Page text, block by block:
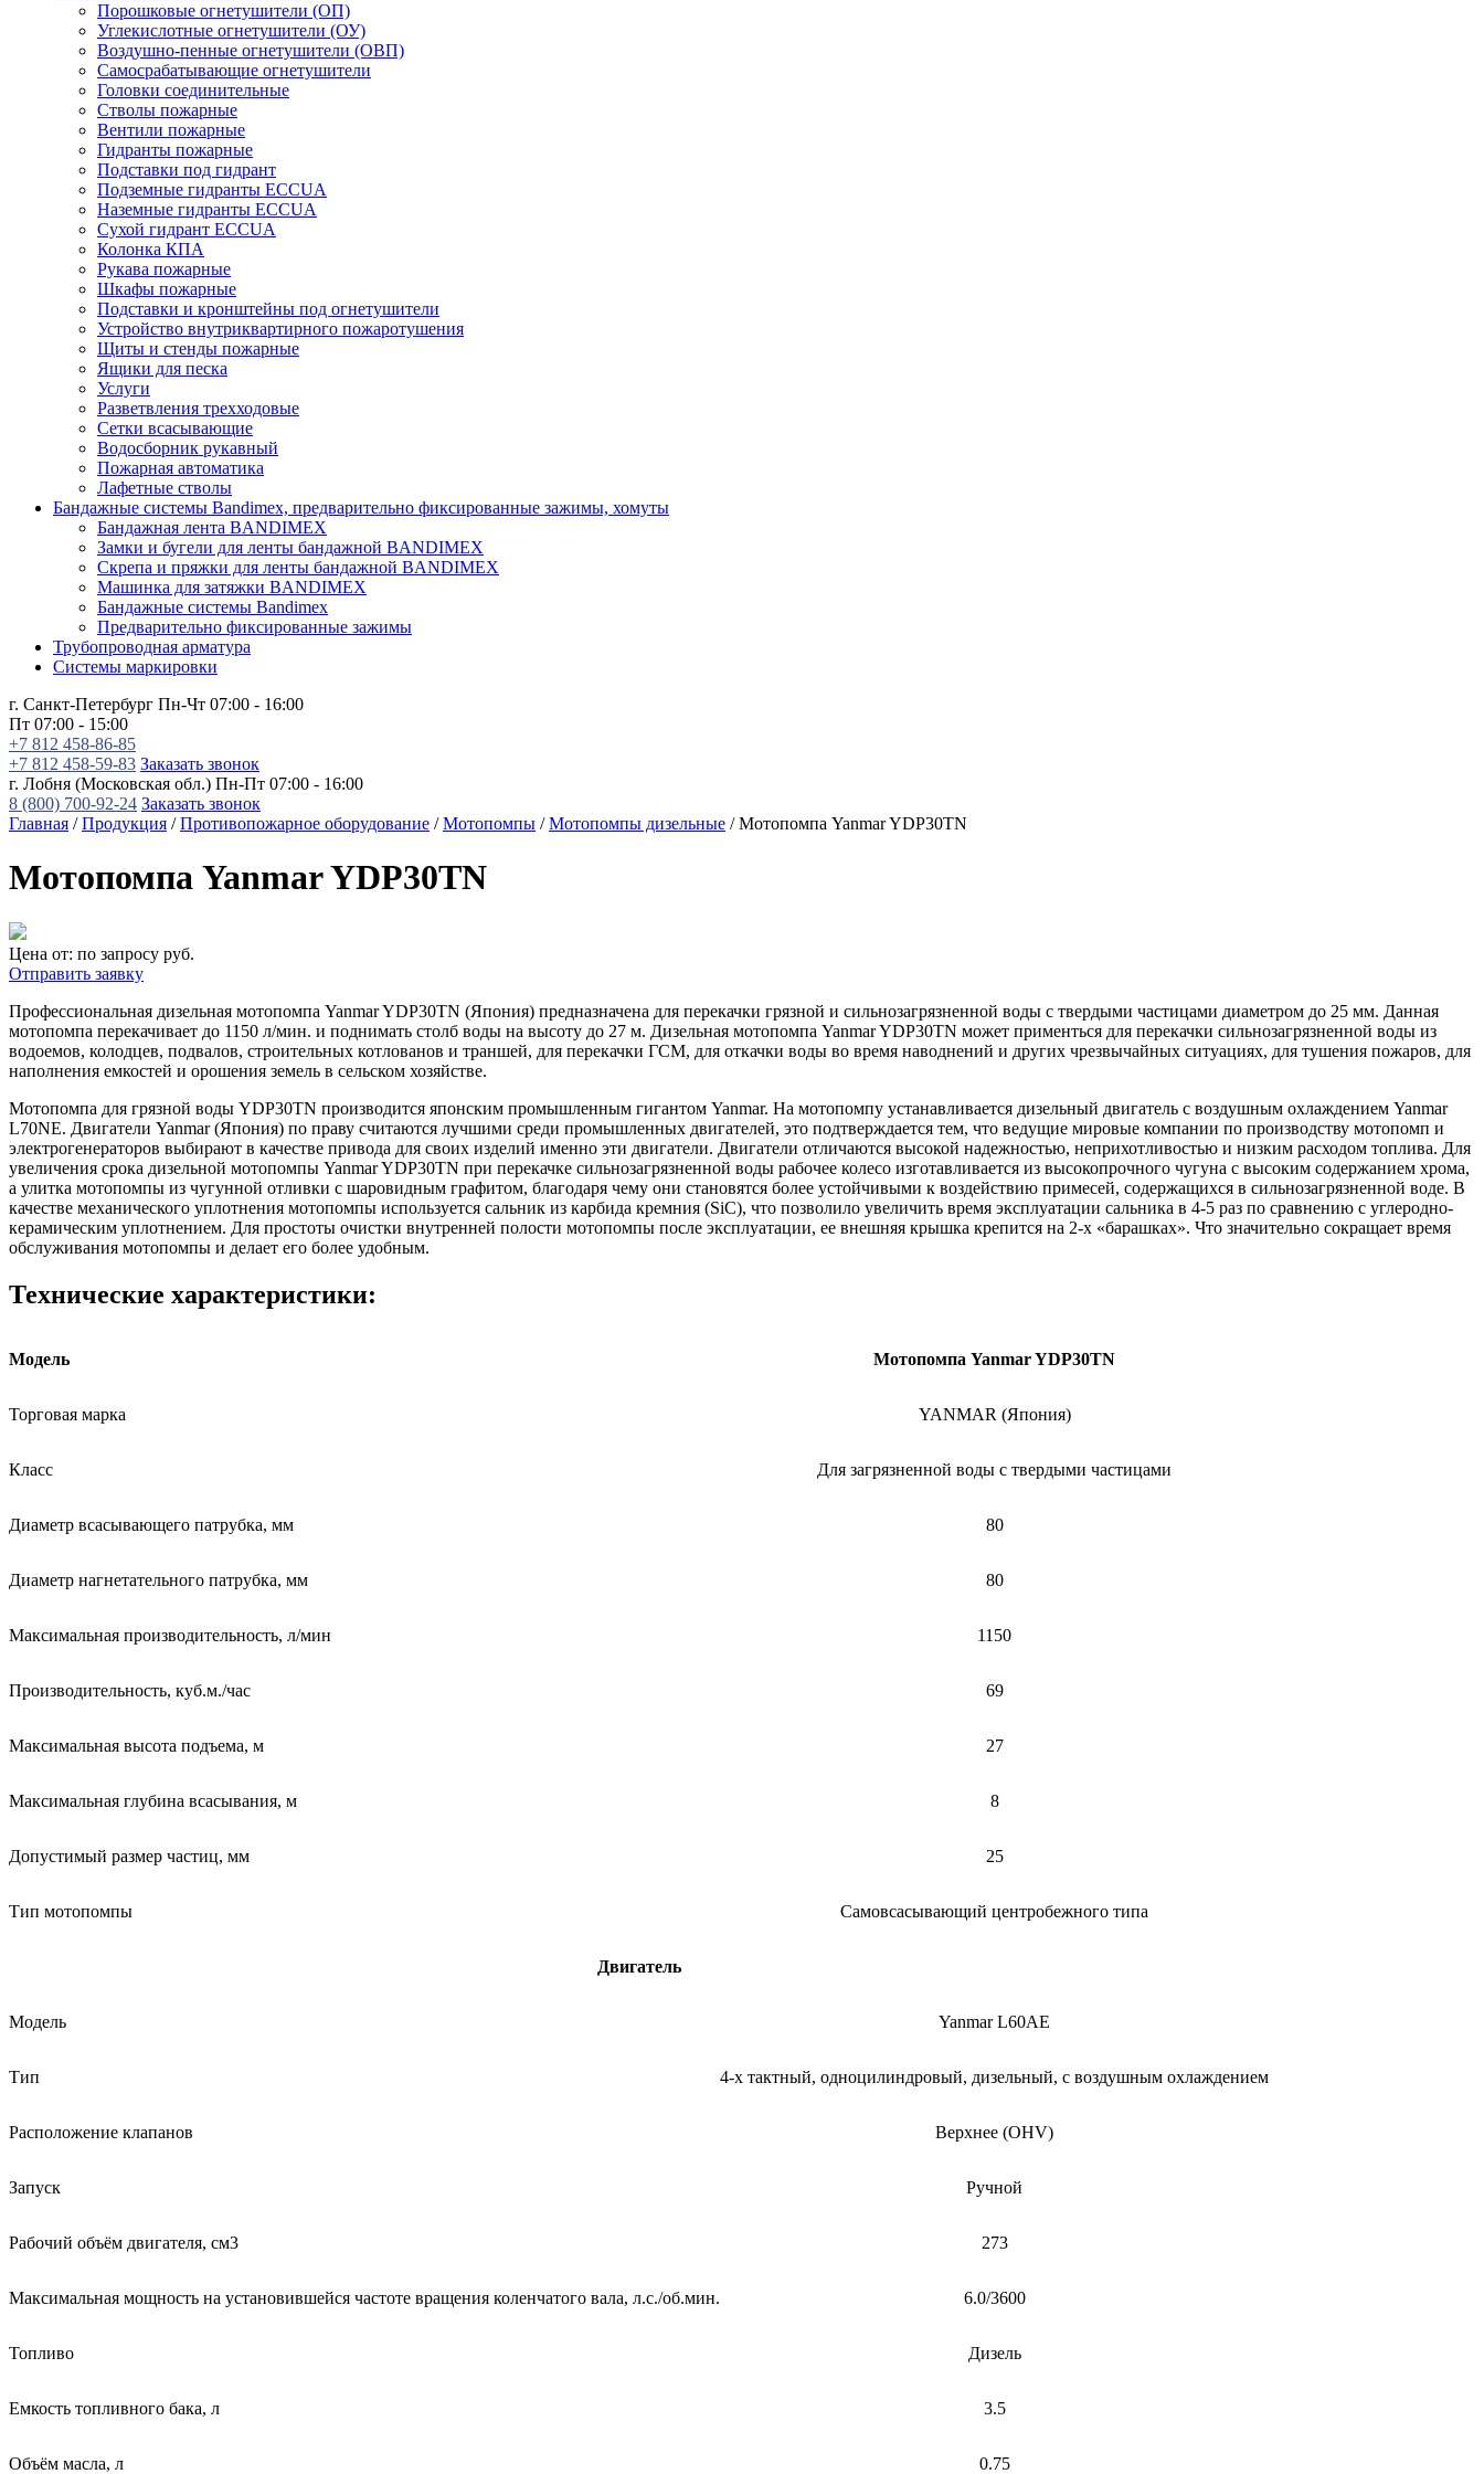
Порошковые огнетушители (ОП)
Углекислотные огнетушители (ОУ)
Воздушно-пенные огнетушители (ОВП)
Самосрабатывающие огнетушители
Головки соединительные
Стволы пожарные
Вентили пожарные
Гидранты пожарные
Подставки под гидрант
Подземные гидранты ECCUA
Наземные гидранты ECCUA
Сухой гидрант ECCUA
Колонка КПА
Рукава пожарные
Шкафы пожарные
Подставки и кронштейны под огнетушители
Устройство внутриквартирного пожаротушения
Щиты и стенды пожарные
Ящики для песка
Услуги
Разветвления трехходовые
Сетки всасывающие
Водосборник рукавный
Пожарная автоматика
Лафетные стволы
Бандажные системы Bandimex, предварительно фиксированные зажимы, хомуты
Бандажная лента BANDIMEX
Замки и бугели для ленты бандажной BANDIMEX
Скрепа и пряжки для ленты бандажной BANDIMEX
Машинка для затяжки BANDIMEX
Бандажные системы Bandimex
Предварительно фиксированные зажимы
Трубопроводная арматура
Системы маркировки
г. Санкт-Петербург Пн-Чт 07:00 - 16:00
Пт 07:00 - 15:00
+7 812 458-86-85
+7 812 458-59-83 Заказать звонок
г. Лобня (Московская обл.) Пн-Пт 07:00 - 16:00
8 (800) 700-92-24 Заказать звонок
Главная / Продукция / Противопожарное оборудование / Мотопомпы / Мотопомпы дизельные / Мотопомпа Yanmar YDP30TN
Мотопомпа Yanmar YDP30TN
Цена от: по запросу руб.
Отправить заявку
Профессиональная дизельная мотопомпа Yanmar YDP30TN (Япония) предназначена для перекачки грязной и сильнозагрязненной воды с твердыми частицами диаметром до 25 мм. Данная
мотопомпа перекачивает до 1150 л/мин. и поднимать столб воды на высоту до 27 м. Дизельная мотопомпа Yanmar YDP30TN может применться для перекачки сильнозагрязненной воды из
водоемов, колодцев, подвалов, строительных котлованов и траншей, для перекачки ГСМ, для откачки воды во время наводнений и других чрезвычайных ситуациях, для тушения пожаров, для
наполнения емкостей и орошения земель в сельском хозяйстве.
Мотопомпа для грязной воды YDP30TN производится японским промышленным гигантом Yanmar. На мотопомпу устанавливается дизельный двигатель с воздушным охлаждением Yanmar
L70NE. Двигатели Yanmar (Япония) по праву считаются лучшими среди промышленных двигателей, это подтверждается тем, что ведущие мировые компании по производству мотопомп и
электрогенераторов выбирают в качестве привода для своих изделий именно эти двигатели. Двигатели отличаются высокой надежностью, неприхотливостью и низким расходом топлива. Для
увеличения срока дизельной мотопомпы Yanmar YDP30TN при перекачке сильнозагрязненной воды рабочее колесо изготавливается из высокопрочного чугуна с высоким содержанием хрома,
а улитка мотопомпы из чугунной отливки с шаровидным графитом, благодаря чему они становятся более устойчивыми к воздействию примесей, содержащихся в сильнозагрязненной воде. В
качестве механического уплотнения мотопомпы используется сальник из карбида кремния (SiC), что позволило увеличить время эксплуатации сальника в 4-5 раз по сравнению с углеродно-
керамическим уплотнением. Для простоты очистки внутренней полости мотопомпы после эксплуатации, ее внешняя крышка крепится на 2-х «барашках». Что значительно сокращает время
обслуживания мотопомпы и делает его более удобным.
Технические характеристики:
Модель Мотопомпа Yanmar YDP30TN
Торговая марка YANMAR (Япония)
Класс Для загрязненной воды с твердыми частицами
Диаметр всасывающего патрубка, мм 80
Диаметр нагнетательного патрубка, мм 80
Максимальная производительность, л/мин 1150
Производительность, куб.м./час 69
Максимальная высота подъема, м 27
Максимальная глубина всасывания, м 8
Допустимый размер частиц, мм 25
Тип мотопомпы Самовсасывающий центробежного типа
Двигатель
Модель Yanmar L60AE
Тип 4-х тактный, одноцилиндровый, дизельный, с воздушным охлаждением
Расположение клапанов Верхнее (OHV)
Запуск Ручной
Рабочий объём двигателя, см3 273
Максимальная мощность на установившейся частоте вращения коленчатого вала, л.с./об.мин. 6.0/3600
Топливо Дизель
Емкость топливного бака, л 3.5
Объём масла, л 0.75